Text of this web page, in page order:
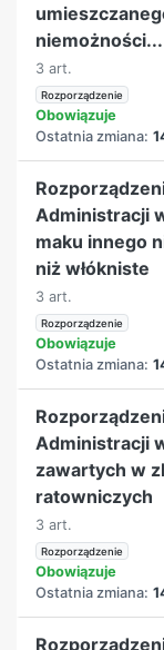
niemożności...
3 art.
Rozporządzenie
Obowiązuje
Ostatnia zmiana:
Administracji
maku innego
niż włókniste
3 art.
Rozporządzenie
Obowiązuje
Ostatnia zmiana:
Administracji
zawartych w
ratowniczych
3 art.
Rozporządzenie
Obowiązuje
Ostatnia zmiana: